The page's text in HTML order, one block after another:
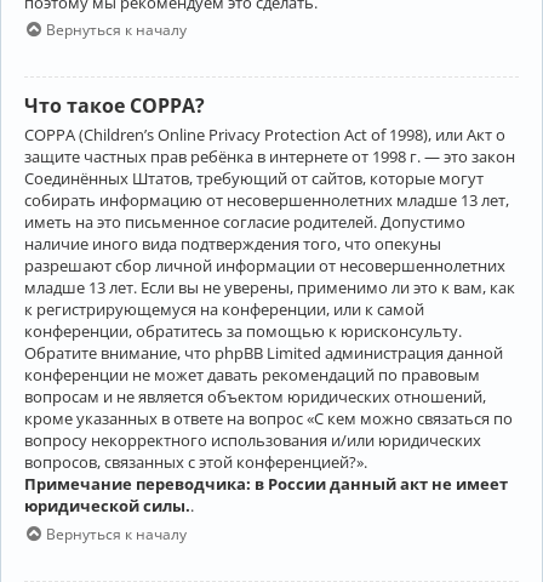
Вернуться к началу
Что такое COPPA?
COPPA (Children’s Online Privacy Protection Act of 1998), или Акт о
защите частных прав ребёнка в интернете от 1998 г. — это закон
Соединённых Штатов, требующий от сайтов, которые могут
собирать информацию от несовершеннолетних младше 13 лет,
иметь на это письменное согласие родителей. Допустимо
наличие иного вида подтверждения того, что опекуны
разрешают сбор личной информации от несовершеннолетних
младше 13 лет. Если вы не уверены, применимо ли это к вам, как
к регистрирующемуся на конференции, или к самой
конференции, обратитесь за помощью к юрисконсульту.
Обратите внимание, что phpBB Limited администрация данной
конференции не может давать рекомендаций по правовым
вопросам и не является объектом юридических отношений,
кроме указанных в ответе на вопрос «С кем можно связаться по
вопросу некорректного использования и/или юридических
вопросов, связанных с этой конференцией?».
Примечание переводчика: в России данный акт не имеет
юридической силы..
Вернуться к началу